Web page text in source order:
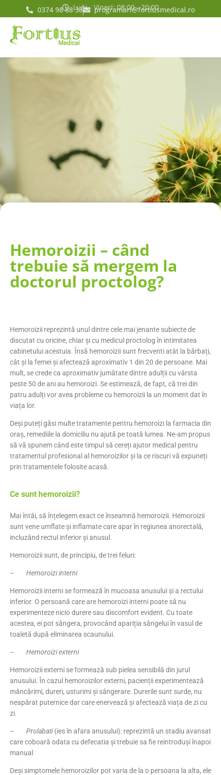
Luni - Vineri: 08:00 - 20:00
0374 98 88 38 programari@fortiusmedical.ro
Hemoroizii – când
trebuie să mergem la
doctorul proctolog?
Hemoroizii reprezintă unul dintre cele mai jenante subiecte de
discutat cu oricine, chiar și cu medicul proctolog în intimitatea
cabinetului acestuia. Însă hemoroizii sunt frecventi atât la bărbați,
cât și la femei și afectează aproximativ 1 din 20 de persoane. Mai
mult, se crede ca aproximativ jumătate dintre adulții cu vârsta
peste 50 de ani au hemoroizi. Se estimează, de fapt, că trei din
patru adulți vor avea probleme cu hemoroizii la un moment dat în
viața lor.
Deși puteți găsi multe tratamente pentru hemoroizi la farmacia din
oraș, remediile la domiciliu nu ajută pe toată lumea. Ne-am propus
să vă spunem când este timpul să cereți ajutor medical pentru
tratamentul profesional al hemoroizilor și la ce riscuri vă expuneți
prin tratamentele folosite acasă.
Ce sunt hemoroizii?
Mai întâi, să înțelegem exact ce înseamnă hemoroizii. Hemoroizii
sunt vene umflate și inflamate care apar în regiunea anorectală,
incluzând rectul inferior și anusul.
Hemoroizii sunt, de principiu, de trei feluri:
– Hemoroizi interni
Hemoroizii interni se formează în mucoasa anusului și a rectului
inferior. O persoană care are hemoroizi interni poate să nu
experimenteze nicio durere sau discomfort evident. Cu toate
acestea, ei pot sângera, provocând apariția sângelui în vasul de
toaletă după eliminarea scaunului.
– Hemoroizi externi
Hemoroizii externi se formează sub pielea sensibilă din jurul
anusului. În cazul hemoroizilor externi, pacienții experimentează
mâncărimi, dureri, usturimi și sângerare. Durerile sunt surde, nu
neapărat puternice dar care enervează și afectează viața de zi cu
zi.
– Prolabati(ies în afara anusului): reprezintă un stadiu avansat
care coboară odata cu defecatia și trebuie sa fie reintroduși înapoi
manual
Deși simptomele hemoroizilor pot varia de la o persoana la alta, ele